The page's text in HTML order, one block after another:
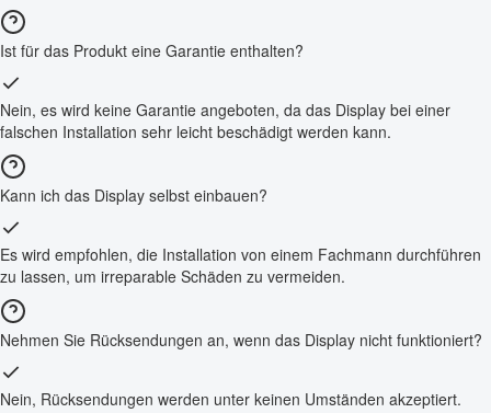
Ist für das Produkt eine Garantie enthalten?
Nein, es wird keine Garantie angeboten, da das Display bei einer
falschen Installation sehr leicht beschädigt werden kann.
Kann ich das Display selbst einbauen?
Es wird empfohlen, die Installation von einem Fachmann durchführen
zu lassen, um irreparable Schäden zu vermeiden.
Nehmen Sie Rücksendungen an, wenn das Display nicht funktioniert?
Nein, Rücksendungen werden unter keinen Umständen akzeptiert.